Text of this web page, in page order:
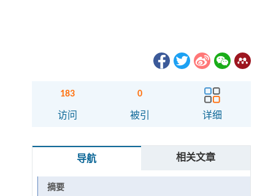
183
访问
0
被引 详细
导航 相关文章
摘要